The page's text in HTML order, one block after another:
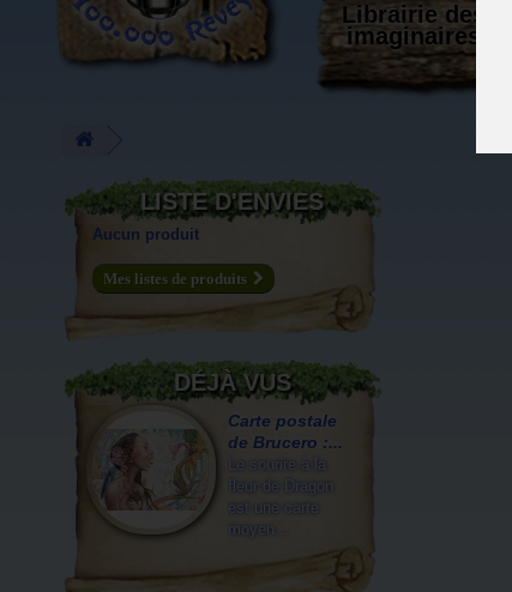
Librairie des
imaginaires
LISTE D'ENVIES
Aucun produit
Mes listes de produits
DÉJÀ VUS
Carte postale
de Brucero :...
Le sourire à la
fleur de Dragon
est une carte
moyen...